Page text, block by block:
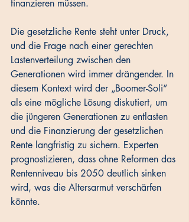
finanzieren müssen.
Die gesetzliche Rente steht unter Druck,
und die Frage nach einer gerechten
Lastenverteilung zwischen den
Generationen wird immer drängender. In
diesem Kontext wird der „Boomer-Soli“
als eine mögliche Lösung diskutiert, um
die jüngeren Generationen zu entlasten
und die Finanzierung der gesetzlichen
Rente langfristig zu sichern. Experten
prognostizieren, dass ohne Reformen das
Rentenniveau bis 2050 deutlich sinken
wird, was die Altersarmut verschärfen
könnte.